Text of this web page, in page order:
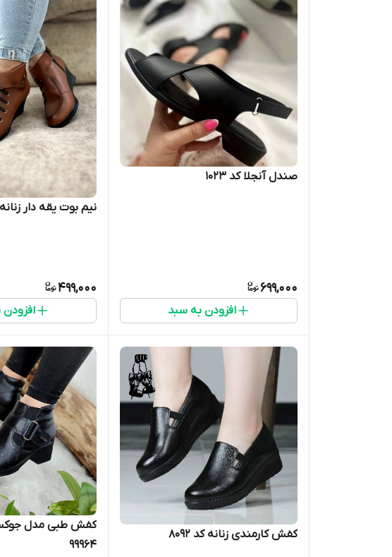
صندل آنجلا کد 1023
699,000
افزودن به سبد
نیم بوت یقه دار زنانه
499,000
کفش کارمندی زنانه کد 8092
کفش طبی مدل
99964